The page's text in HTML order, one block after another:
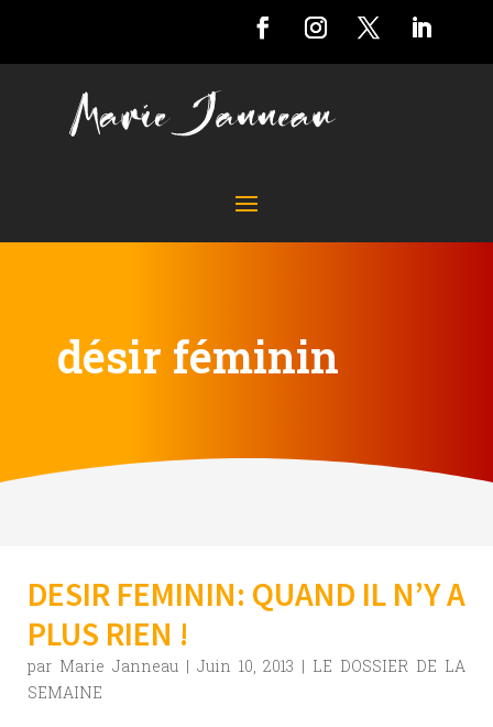
désir féminin
DESIR FEMININ: QUAND IL N’Y A
PLUS RIEN !
par Marie Janneau| Juin 10, 2013 | LE DOSSIER DE LA
SEMAINE